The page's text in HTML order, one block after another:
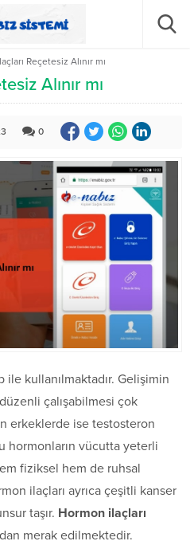
Reçetesiz Alınır mı
Alınır mı
0
ile kullanılmaktadır. Gelişimin
çalışabilmesi çok
erkeklerde ise testosteron
hormonların vücutta yeterli
fiziksel hem de ruhsal
ilaçları ayrıca çeşitli kanser
taşır. Hormon ilaçları
merak edilmektedir.